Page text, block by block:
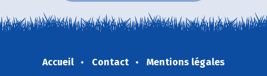
Accueil Contact
Mentions légales